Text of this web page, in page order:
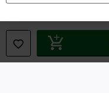
© 1986-2026 Large